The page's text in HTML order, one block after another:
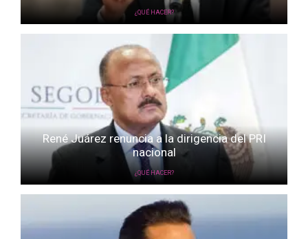
¿QUÉ HACER?
René Juárez renuncia a la dirigencia del PRI
nacional
¿QUÉ HACER?